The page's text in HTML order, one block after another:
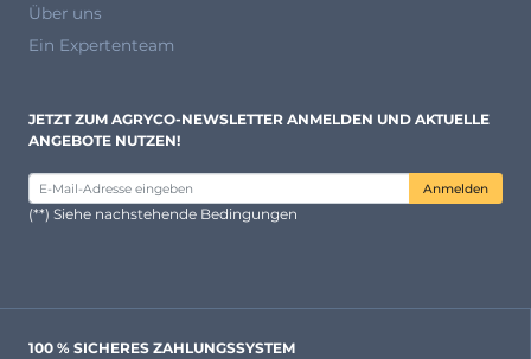
Über uns
Ein Expertenteam
JETZT ZUM AGRYCO-NEWSLETTER ANMELDEN UND AKTUELLE
ANGEBOTE NUTZEN!
Anmelden
(**) Siehe nachstehende Bedingungen
100 % SICHERES ZAHLUNGSSYSTEM